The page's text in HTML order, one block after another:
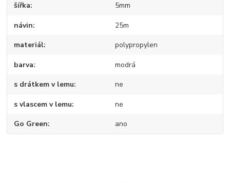
šířka 5mm
návin 25m
materiál polypropylen
barva modrá
s drátkem v lemu ne
s vlascem v lemu ne
Go Green ano